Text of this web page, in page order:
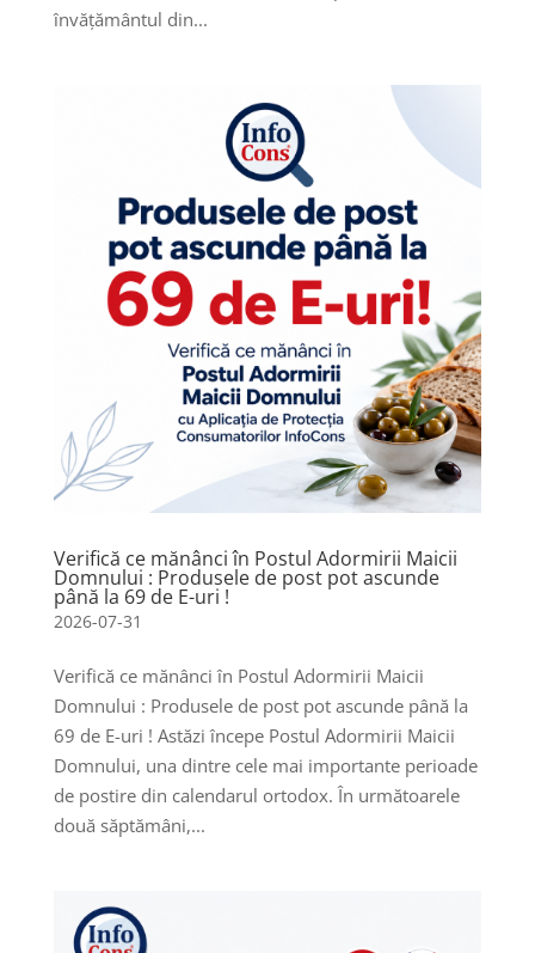
învățământul din...
Verifică ce mănânci în Postul Adormirii Maicii
Domnului : Produsele de post pot ascunde
până la 69 de E-uri !
2026-07-31
Verifică ce mănânci în Postul Adormirii Maicii
Domnului : Produsele de post pot ascunde până la
69 de E-uri ! Astăzi începe Postul Adormirii Maicii
Domnului, una dintre cele mai importante perioade
de postire din calendarul ortodox. În următoarele
două săptămâni,...